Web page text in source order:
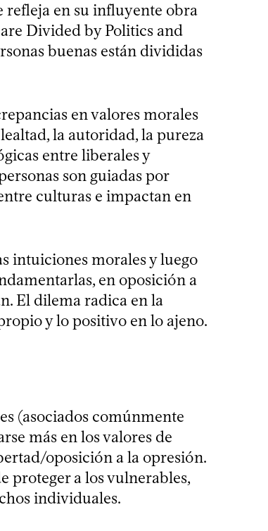
refleja en su influyente obra
Divided by Politics and
buenas están divididas
en valores morales
la autoridad, la pureza
entre liberales y
son guiadas por
culturas e impactan en
intuiciones morales y luego
en oposición a
El dilema radica en la
y lo positivo en lo ajeno.
(asociados comúnmente
más en los valores de
oposición a la opresión.
proteger a los vulnerables,
individuales.